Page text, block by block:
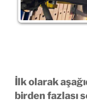
İlk olarak
birden fazlası